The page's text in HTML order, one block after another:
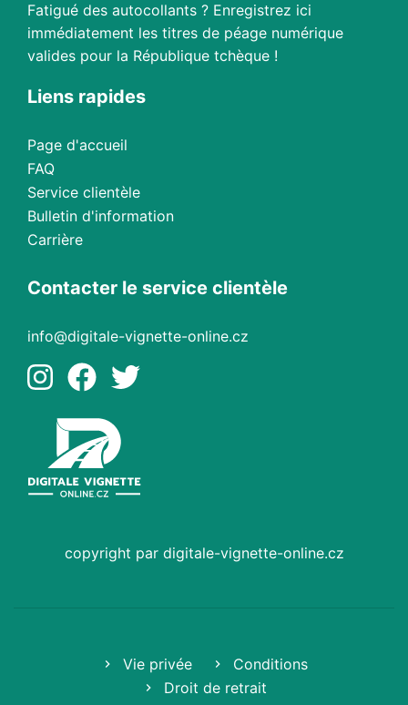
Fatigué des autocollants ? Enregistrez ici
immédiatement les titres de péage numérique
valides pour la République tchèque !
Liens rapides
Page d'accueil
FAQ
Service clientèle
Bulletin d'information
Carrière
Contacter le service clientèle
info@digitale-vignette-online.cz
copyright par digitale-vignette-online.cz
Vie privée
Conditions
Droit de retrait